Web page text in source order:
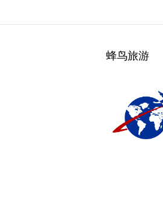
蜂鸟旅游